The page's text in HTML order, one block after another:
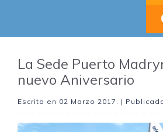
La Sede Puerto
nuevo Aniversario
Escrito en 02 Marzo 2017 . |